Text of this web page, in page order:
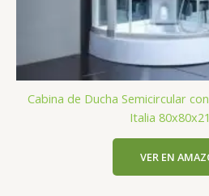
Cabina de Ducha Semicircular
Italia
VER EN